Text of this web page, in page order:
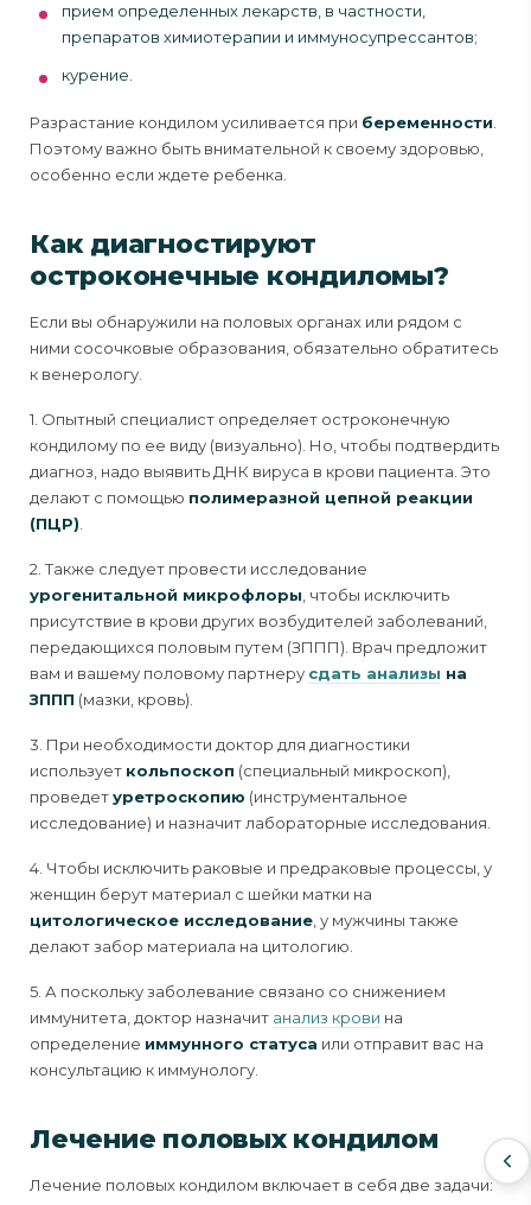
прием определенных лекарств, в частности,
препаратов химиотерапии и иммуносупрессантов;
курение.
Разрастание кондилом усиливается при беременности
Поэтому важно быть внимательной к своему здоровью,
особенно если ждете ребенка.
Как диагностируют
остроконечные кондиломы?
Если вы обнаружили на половых органах или рядом с
ними сосочковые образования, обязательно обратитесь
к венерологу.
1. Опытный специалист определяет остроконечную
кондилому по ее виду (визуально). Но, чтобы подтвердить
диагноз, надо выявить ДНК вируса в крови пациента. Это
делают с помощью полимеразной цепной реакции
(ПЦР)
2. Также следует провести исследование
урогенитальной микрофлоры , чтобы исключить
присутствие в крови других возбудителей заболеваний,
передающихся половым путем (ЗППП). Врач предложит
вам и вашему половому партнеру сдать анализы на
ЗППП (мазки, кровь).
3. При необходимости доктор для диагностики
использует кольпоскоп (специальный микроскоп),
проведетуретроскопию (инструментальное
исследование) и назначит лабораторные исследования.
4. Чтобы исключить раковые и предраковые процессы, у
женщин берут материал с шейки матки на
цитологическое исследование , у мужчины также
делают забор материала на цитологию.
5. А поскольку заболевание связано со снижением
иммунитета, доктор назначит анализ крови на
определение иммунного статуса или отправит вас на
консультацию к иммунологу.
Лечение половых кондилом
Лечение половых кондилом включает в себя две задачи: